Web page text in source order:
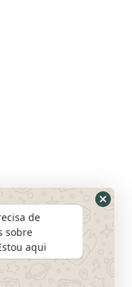
de
sobre
aqui